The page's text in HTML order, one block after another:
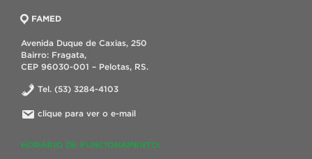
FAMED
Avenida Duque de Caxias, 250
Bairro: Fragata,
CEP 96030-001 – Pelotas, RS.
Tel. (53) 3284-4103
clique para ver o e-mail
HORÁRIO DE FUNCIONAMENTO: